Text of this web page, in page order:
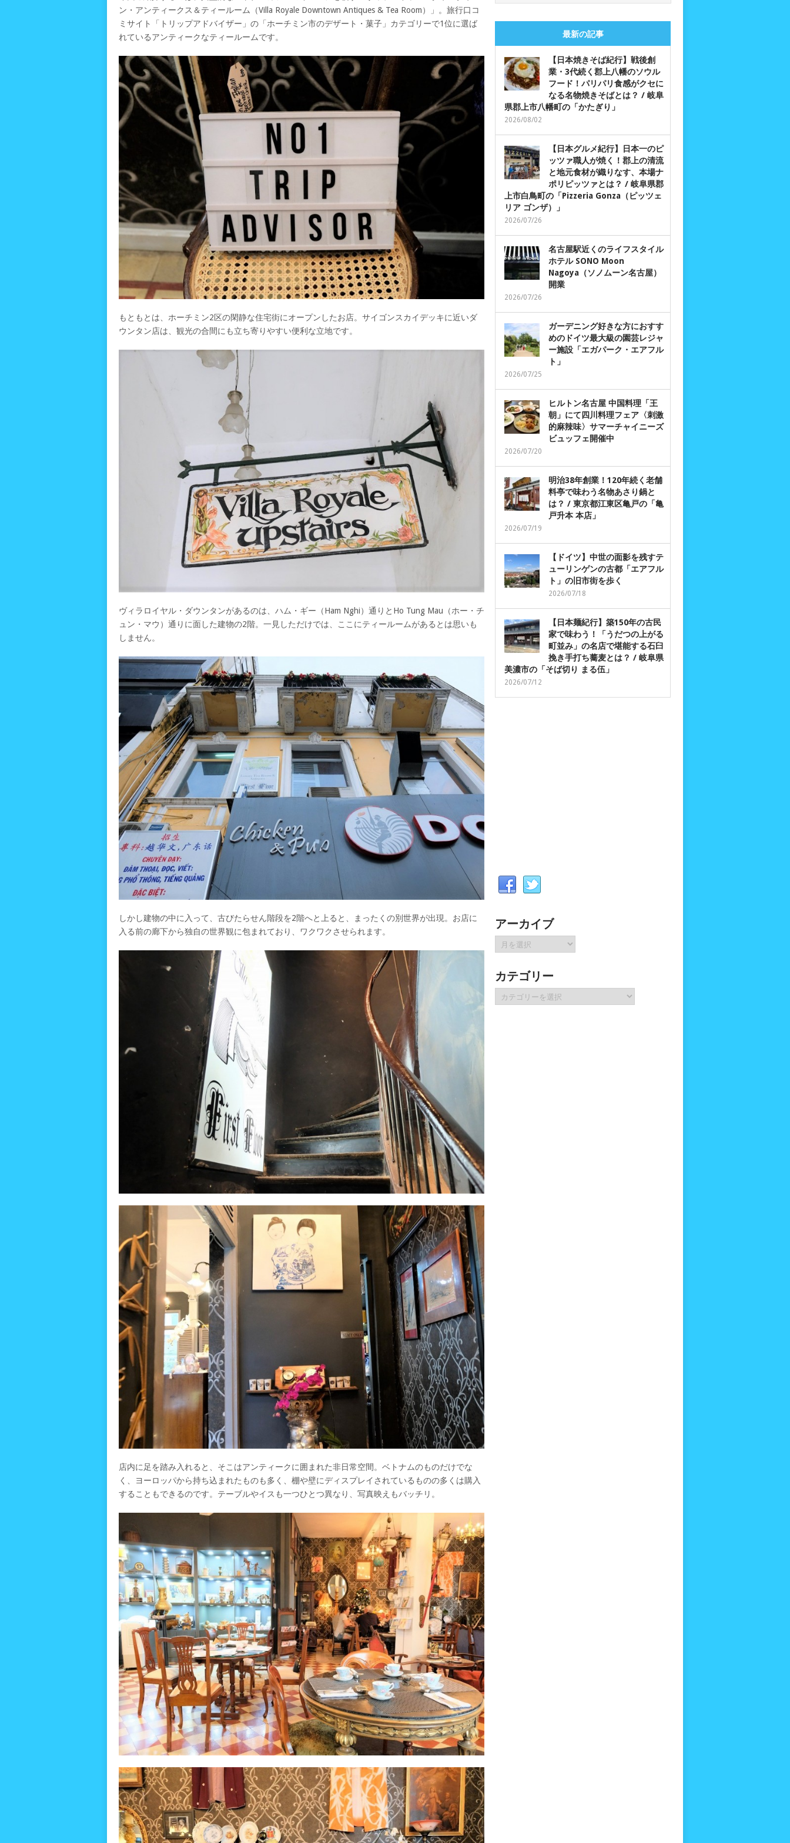
ン・アンティークス＆ティールーム（Villa Royale Downtown Antiques & Tea Room）」。旅行口コ
ミサイト「トリップアドバイザー」の「ホーチミン市のデザート・菓子」カテゴリーで1位に選ば
れているアンティークなティールームです。
もともとは、ホーチミン2区の閑静な住宅街にオープンしたお店。サイゴンスカイデッキに近いダ
ウンタン店は、観光の合間にも立ち寄りやすい便利な立地です。
ヴィラロイヤル・ダウンタンがあるのは、ハム・ギー（Ham Nghi）通りとHo Tung Mau（ホー・チ
ュン・マウ）通りに面した建物の2階。一見しただけでは、ここにティールームがあるとは思いも
しません。
しかし建物の中に入って、古びたらせん階段を2階へと上ると、まったくの別世界が出現。お店に
入る前の廊下から独自の世界観に包まれており、ワクワクさせられます。
店内に足を踏み入れると、そこはアンティークに囲まれた非日常空間。ベトナムのものだけでな
く、ヨーロッパから持ち込まれたものも多く、棚や壁にディスプレイされているものの多くは購入
することもできるのです。テーブルやイスも一つひとつ異なり、写真映えもバッチリ。
最新の記事
【日本焼きそば紀行】戦後創
業・3代続く郡上八幡のソウル
フード！パリパリ食感がクセに
なる名物焼きそばとは？ / 岐阜
県郡上市八幡町の「かたぎり」
2026/08/02
【日本グルメ紀行】日本一のピ
ッツァ職人が焼く！郡上の清流
と地元食材が織りなす、本場ナ
ポリピッツァとは？ / 岐阜県郡
上市白鳥町の「Pizzeria Gonza（ピッツェ
リア ゴンザ）」
2026/07/26
名古屋駅近くのライフスタイル
ホテル SONO Moon
Nagoya（ソノムーン名古屋）
開業
2026/07/26
ガーデニング好きな方におすす
めのドイツ最大級の園芸レジャ
ー施設「エガパーク・エアフル
ト」
2026/07/25
ヒルトン名古屋 中国料理「王
朝」にて四川料理フェア〈刺激
的麻辣味〉サマーチャイニーズ
ビュッフェ開催中
2026/07/20
明治38年創業！120年続く老舗
料亭で味わう名物あさり鍋と
は？ / 東京都江東区亀戸の「亀
戸升本 本店」
2026/07/19
【ドイツ】中世の面影を残すテ
ューリンゲンの古都「エアフル
ト」の旧市街を歩く
2026/07/18
【日本麺紀行】築150年の古民
家で味わう！「うだつの上がる
町並み」の名店で堪能する石臼
挽き手打ち蕎麦とは？ / 岐阜県
美濃市の「そば切り まる伍」
2026/07/12
アーカイブ
ア
ー
イ
ブ
カテゴリー
テ